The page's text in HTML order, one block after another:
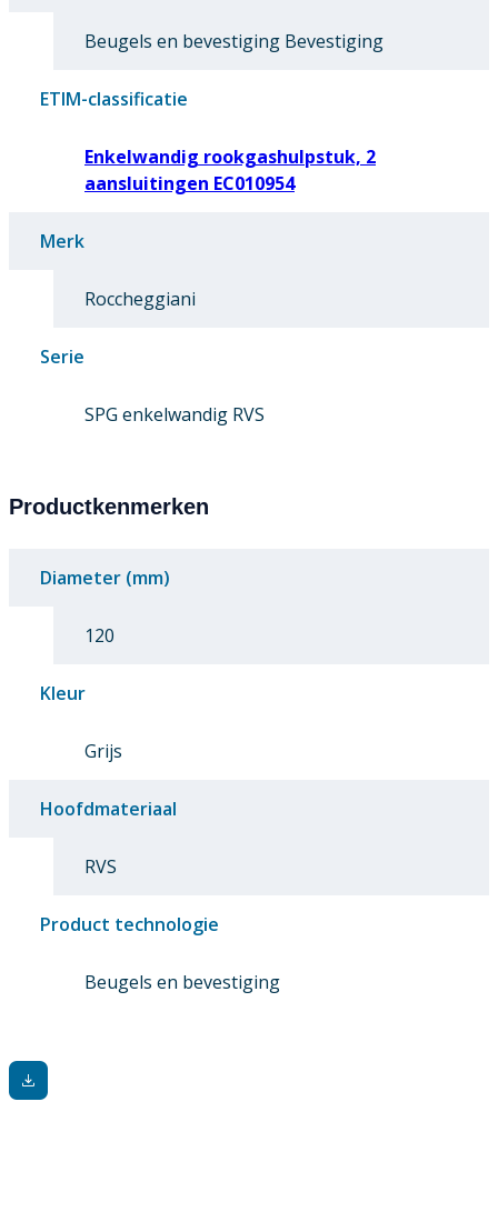
Beugels en bevestiging Bevestiging
ETIM-classificatie
Enkelwandig rookgashulpstuk, 2
aansluitingen EC010954
Merk
Roccheggiani
Serie
SPG enkelwandig RVS
Productkenmerken
Diameter (mm)
120
Kleur
Grijs
Hoofdmateriaal
RVS
Product technologie
Beugels en bevestiging